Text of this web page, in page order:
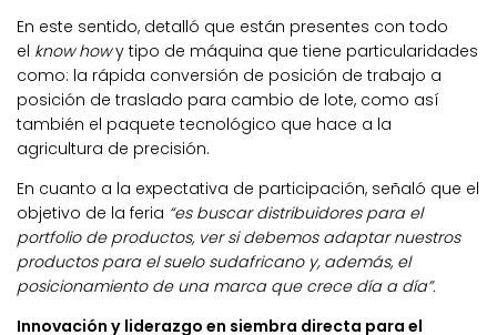
En este sentido, detalló que están presentes con todo
el know howy tipo de máquina que tiene particularidades
como: la rápida conversión de posición de trabajo a
posición de traslado para cambio de lote, como así
también el paquete tecnológico que hace a la
agricultura de precisión.
En cuanto a la expectativa de participación, señaló que el
objetivo de la feria “es buscar distribuidores para el
portfolio de productos, ver si debemos adaptar nuestros
productos para el suelo sudafricano y, además, el
posicionamiento de una marca que crece día a día”.
Innovación y liderazgo en siembra directa para el